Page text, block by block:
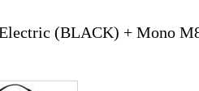
(BLACK) + Mono